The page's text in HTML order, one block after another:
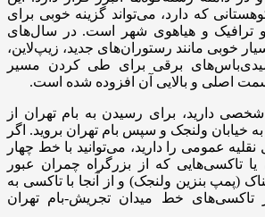
که دارد، می‌تواند گزینه خوبی برای
ترافیک و هیاهوی شهر است. در سال‌های
خوبی مانند رستوران‌های جدید، زیپ‌لاین،
میدی‌باس‌های برقی برای طی کردن مسیر
اصلی و بالایی آن افزوده شده است.
دارید، برای رسیدن به بام تهران از
خیابان ولنجک و سپس بام تهران بروید. اگر
عمومی را دارید، می‌توانید با خط چهار
یا تاکسی‌هایی که از بزرگراه چمران عبور
(پمپ بنزین ولنجک) و از آنجا با تاکسی به
تاکسی‌های خط میدان تجریش-بام تهران